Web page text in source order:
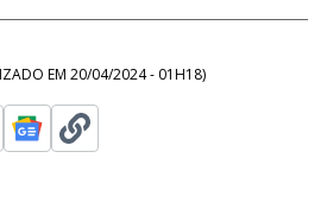
EM 20/04/2024 - 01H18)